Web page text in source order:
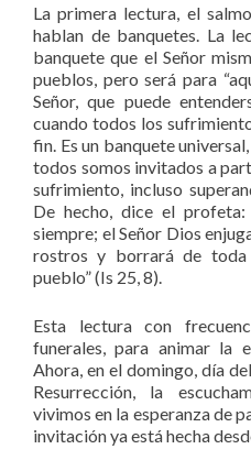
La primera lectura, el
hablan de banquetes. La
banquete que el Señor
pueblos, pero será para
Señor, que puede
cuando todos los
fin. Es un banquete
todos somos invitados a
sufrimiento, incluso
De hecho, dice el
siempre; el Señor Dios
rostros y borrará de
pueblo” (Is 25, 8).
Esta lectura con
funerales, para animar la
Ahora, en el domingo, día
Resurrección, la
vivimos en la esperanza de
invitación ya está hecha